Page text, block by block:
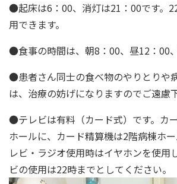
●起床は6：00、消灯は21：00です。
用できます。
●食事の時間は、朝8：00、昼12：00
●患者さん同士の食べ物のやりとりや
は、治療の妨げになりますのでご遠慮
●テレビは有料（カード式）です。カ
ホールに、カード精算機は2階病棟ホ
レビ・ラジオ使用時はイヤホンを使用
ビの使用は22時までとしてください。